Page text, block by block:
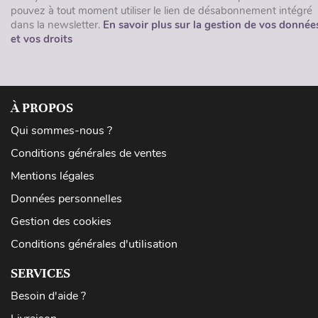
pouvez à tout moment utiliser le lien de désabonnement intégré
dans la newsletter. En savoir plus sur la gestion de vos
et vos droits
À PROPOS
Qui sommes-nous ?
Conditions générales de ventes
Mentions légales
Données personnelles
Gestion des cookies
Conditions générales d'utilisation
SERVICES
Besoin d'aide ?